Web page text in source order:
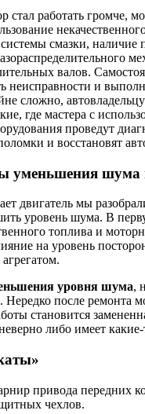
стал работать громче,
смазки, наличие
валов.
неисправности и
сложно,
где мастера с
проведут
и восстановят
уменьшения шума
двигатель мы
уровень шума. В
топлива и
на уровень
уровня шума,
Нередко после ремонта
становится
либо имеет
привода передних
чехлов.